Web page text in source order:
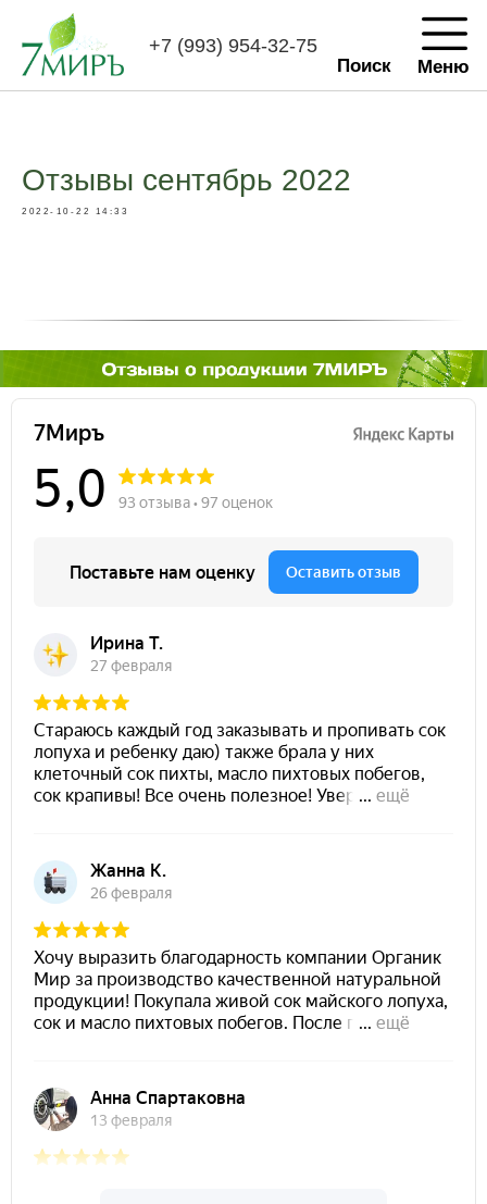
Меню
Поиск
Отзывы сентябрь 2022
2022-10-22 14:33